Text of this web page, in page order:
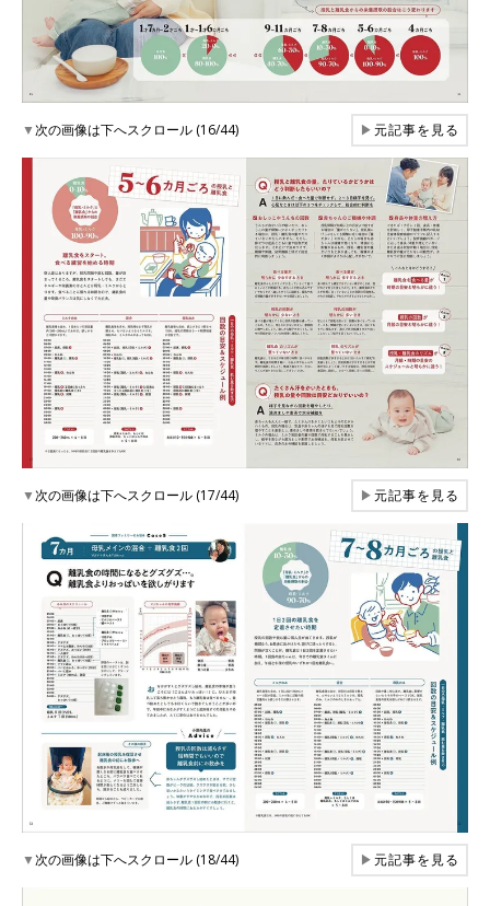
▼次の画像は下へスクロール (16/44) ▶元記事を見る
▼次の画像は下へスクロール (17/44) ▶元記事を見る
▼次の画像は下へスクロール (18/44) ▶元記事を見る